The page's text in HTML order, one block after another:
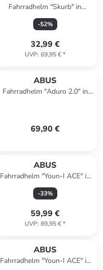
Fahrradhelm "Skurb" in
Orange
-52%
32,99 €
UVP: 69,95 €*
ABUS
Fahrradhelm "Aduro 2.0" in
69,90 €
ABUS
Fahrradhelm "Youn-I ACE" in
Dunkelblau
-33%
59,99 €
UVP: 89,95 €*
ABUS
Fahrradhelm "Youn-I ACE" in